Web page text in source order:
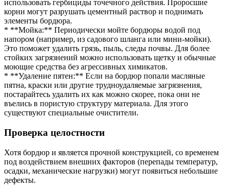
использовать гербициды точечного действия. Проросшие
корни могут разрушать цементный раствор и поднимать
элементы бордюра.
* **Мойка:** Периодически мойте бордюры водой под
напором (например, из садового шланга или мини-мойки).
Это поможет удалить грязь, пыль, следы почвы. Для более
стойких загрязнений можно использовать щетку и обычные
моющие средства без агрессивных химикатов.
* **Удаление пятен:** Если на бордюр попали масляные
пятна, краски или другие трудноудаляемые загрязнения,
постарайтесь удалить их как можно скорее, пока они не
въелись в пористую структуру материала. Для этого
существуют специальные очистители.
Проверка целостности
Хотя бордюр и является прочной конструкцией, со временем
под воздействием внешних факторов (перепады температур,
осадки, механические нагрузки) могут появиться небольшие
дефекты.